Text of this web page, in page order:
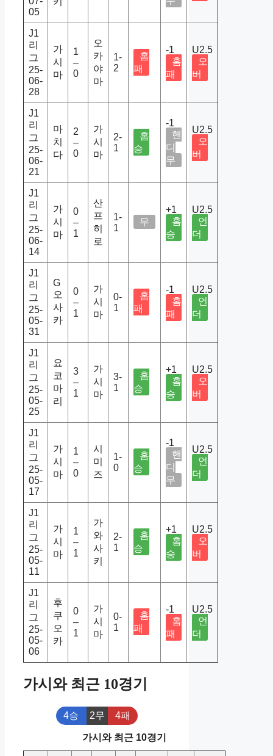
05
J1
리
그
25-
06-
28
가
시
마
1
–
0
오
카
야
마
1-
2
홈
패
-1
홈
패
U2.5
오
버
J1
리
그
25-
06-
21
마
치
다
2
–
0
가
시
마
2-
1
홈
승
-1
핸
디
무
U2.5
오
버
J1
리
그
25-
06-
14
가
시
마
0
–
1
산
프
히
로
1-
1
무
+1
홈
승
U2.5
언
더
J1
리
그
25-
05-
31
G
오
사
카
0
–
1
가
시
마
0-
1
홈
패
-1
홈
패
U2.5
언
더
J1
리
그
25-
05-
25
요
코
마
리
3
–
1
가
시
마
3-
1
홈
승
+1
홈
승
U2.5
오
버
J1
리
그
25-
05-
17
가
시
마
1
–
0
시
미
즈
1-
0
홈
승
-1
핸
디
무
U2.5
언
더
J1
리
그
25-
05-
11
가
시
마
1
–
1
가
와
사
키
2-
1
홈
승
+1
홈
승
U2.5
오
버
J1
리
그
25-
05-
06
후
쿠
오
카
0
–
1
가
시
마
0-
1
홈
패
-1
홈
패
U2.5
언
더
가시와 최근 10경기
4승 2무 4패
가시와 최근 10경기